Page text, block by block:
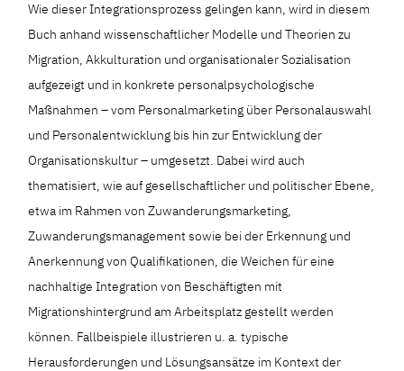
Wie dieser Integrationsprozess gelingen kann, wird in diesem
Buch anhand wissenschaftlicher Modelle und Theorien zu
Migration, Akkulturation und organisationaler Sozialisation
aufgezeigt und in konkrete personalpsychologische
Maßnahmen – vom Personalmarketing über Personalauswahl
und Personalentwicklung bis hin zur Entwicklung der
Organisationskultur – umgesetzt. Dabei wird auch
thematisiert, wie auf gesellschaftlicher und politischer Ebene,
etwa im Rahmen von Zuwanderungsmarketing,
Zuwanderungsmanagement sowie bei der Erkennung und
Anerkennung von Qualifikationen, die Weichen für eine
nachhaltige Integration von Beschäftigten mit
Migrationshintergrund am Arbeitsplatz gestellt werden
können. Fallbeispiele illustrieren u. a. typische
Herausforderungen und Lösungsansätze im Kontext der